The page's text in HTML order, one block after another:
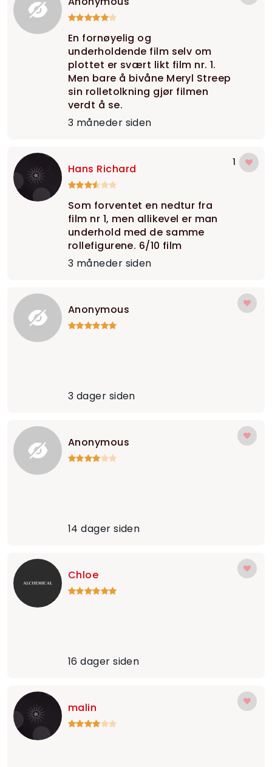
En fornøyelig og
underholdende film selv om
plottet er svært likt film nr. 1.
Men bare å bivåne Meryl Streep
sin rolletolkning gjør filmen
verdt å se.
3 måneder siden
Hans Richard
Som forventet en nedtur fra
film nr 1, men allikevel er man
underhold med de samme
rollefigurene. 6/10 film
3 måneder siden
1
Anonymous
3 dager siden
Anonymous
14 dager siden
Chloe
16 dager siden
malin